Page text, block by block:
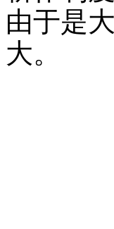
由于是
大。